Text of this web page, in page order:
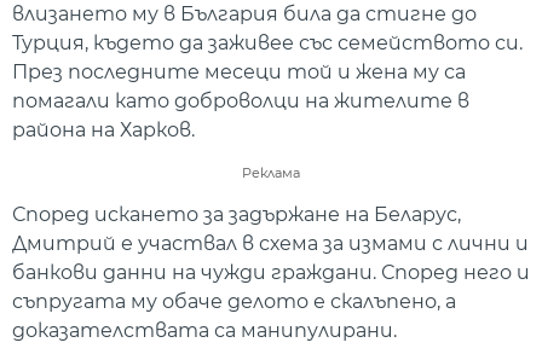
влизането му в България била да стигне до
Турция, където да заживее със семейството си.
През последните месеци той и жена му са
помагали като доброволци на жителите в
района на Харков.
Реклама
Според искането за задържане на Беларус,
Дмитрий е участвал в схема за измами с лични и
банкови данни на чужди граждани. Според него и
съпругата му обаче делото е скалъпено, а
доказателствата са манипулирани.